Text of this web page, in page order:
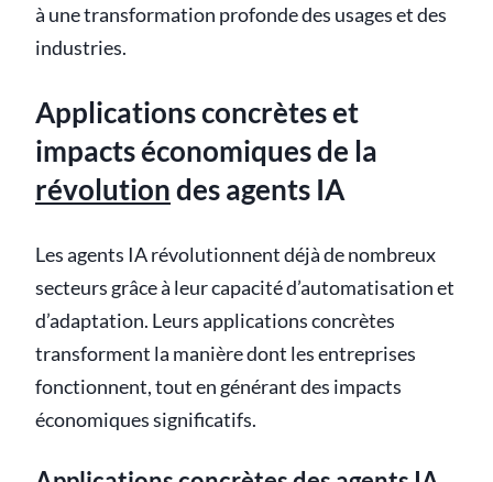
à une transformation profonde des usages et des
industries.
Applications concrètes et
impacts économiques de la
révolutiondes agents IA
Les agents IA révolutionnent déjà de nombreux
secteurs grâce à leur capacité d’automatisation et
d’adaptation. Leurs applications concrètes
transforment la manière dont les entreprises
fonctionnent, tout en générant des impacts
économiques significatifs.